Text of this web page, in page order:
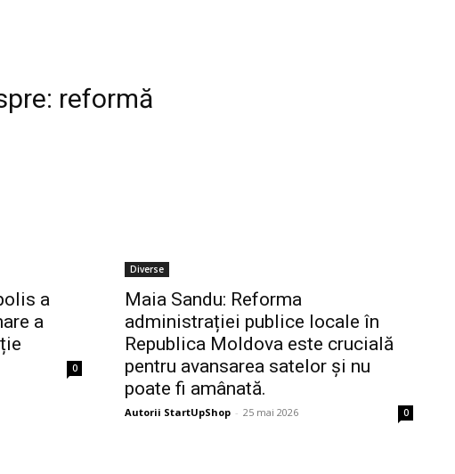
reformă
a
a
0
Diverse
Maia Sandu: Reforma
administrației publice locale în
Republica Moldova este crucială
pentru avansarea satelor și nu
poate fi amânată.
Autorii StartUpShop - 25 mai 2026 0